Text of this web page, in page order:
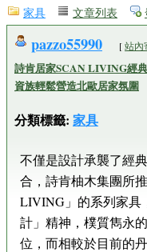
家具 文章列表
pazzo55990 [站內
詩肯居家SCAN LIVING經
資族輕鬆營造北歐居家氛圍
分類標籤: 家具
不僅是設計承襲了經
合，詩肯柚木集團所
LIVING」的系列家具
計」精神，樸質雋永
位，而相較於目前的